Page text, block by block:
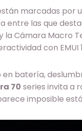
marcadas
entre las que
la Cámara Macro
con EMUI
batería,
70 series invita a
imposible